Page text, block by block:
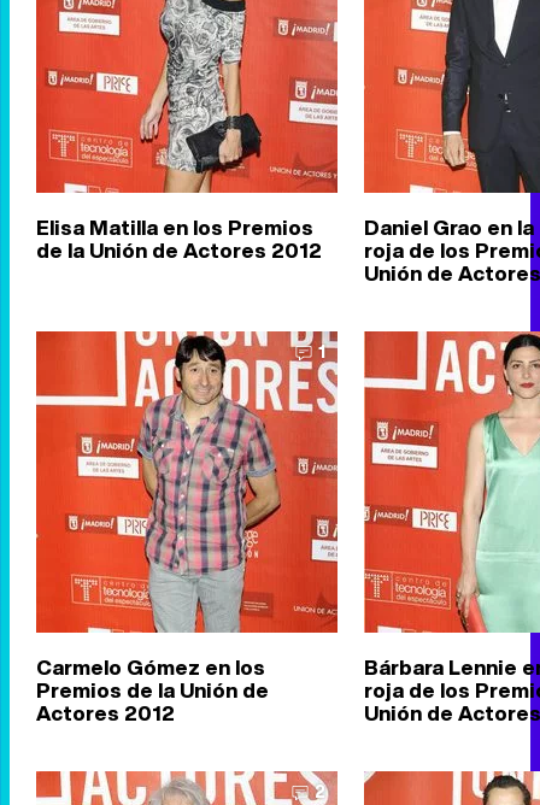
Elisa Matilla en los Premios
de la Unión de Actores 2012
Daniel Grao en
roja de los
Unión de
1
Carmelo Gómez en los
Premios de la Unión de
Actores 2012
Bárbara Lennie
roja de los
Unión de Actores
2